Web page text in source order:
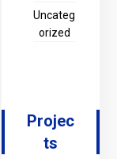
Uncateg
orized
Projec
ts